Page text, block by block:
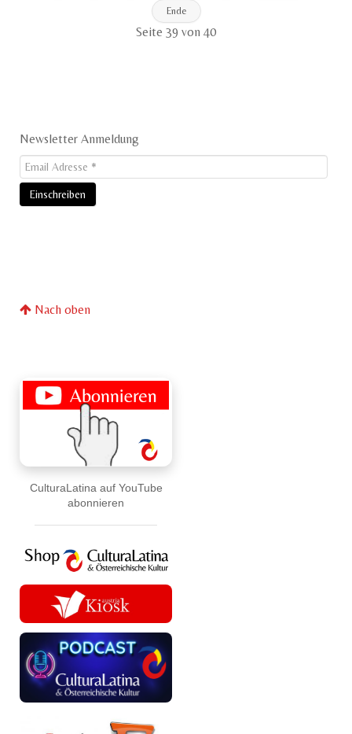
CulturaLatina auf YouTube
abonnieren
Ende
Seite 39 von 40
Newsletter Anmeldung
Nach oben